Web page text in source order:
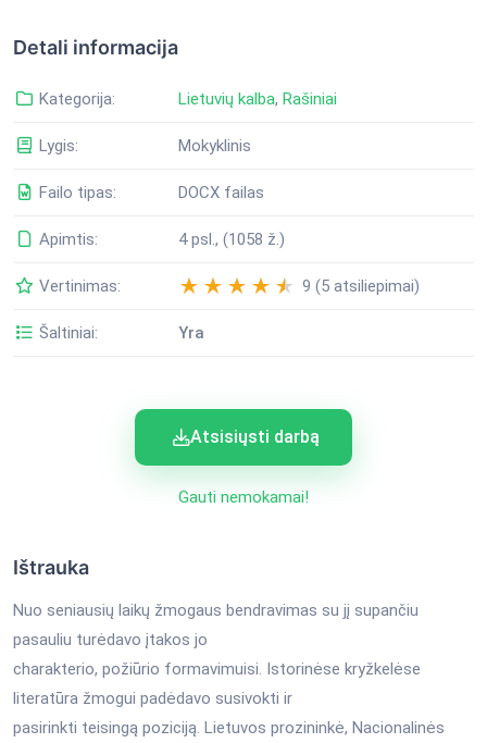
Detali informacija
Kategorija: Lietuvių kalba, Rašiniai
Lygis: Mokyklinis
Failo tipas: DOCX failas
Apimtis: 4 psl., (1058 ž.)
Vertinimas: 9 (5 atsiliepimai)
Šaltiniai: Yra
Atsisiųsti darbą
Gauti nemokamai!
Ištrauka
Nuo seniausių laikų žmogaus bendravimas su jį supančiu
pasauliu turėdavo įtakos jo
charakterio, požiūrio formavimuisi. Istorinėse kryžkelėse
literatūra žmogui padėdavo susivokti ir
pasirinkti teisingą poziciją. Lietuvos prozininkė, Nacionalinės